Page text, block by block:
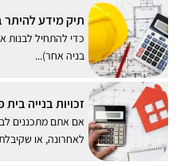
תיק מידע להיתר
כדי להתחיל לבנות
בניה אחר)...
זכויות בנייה בית
אם אתם מתכננים
לאחרונה, או